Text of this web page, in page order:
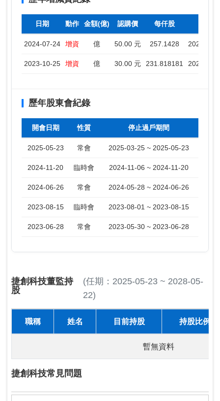
日期 動作 金額(億) 認購價 每仟股
2024-07-24 增資 億 50.00 元 257.1428 2024-07-
2023-10-25 增資 億 30.00 元 231.818181 2023-10-
歷年股東會紀錄
開會日期 性質 停止過戶期間
2025-05-23 常會 2025-03-25 ~ 2025-05-23
2024-11-20 臨時會 2024-11-06 ~ 2024-11-20
2024-06-26 常會 2024-05-28 ~ 2024-06-26
2023-08-15 臨時會 2023-08-01 ~ 2023-08-15
2023-06-28 常會 2023-05-30 ~ 2023-06-28
捷創科技董監持
股
(任期：2025-05-23 ~ 2028-05-
22)
職稱 姓名 目前持股 持股比例
暫無資料
捷創科技常見問題